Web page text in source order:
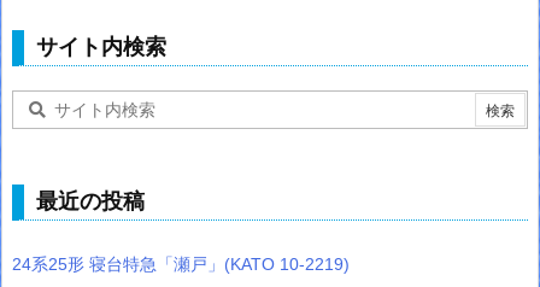
サイト内検索
最近の投稿
24系25形 寝台特急「瀬戸」(KATO 10-2219)